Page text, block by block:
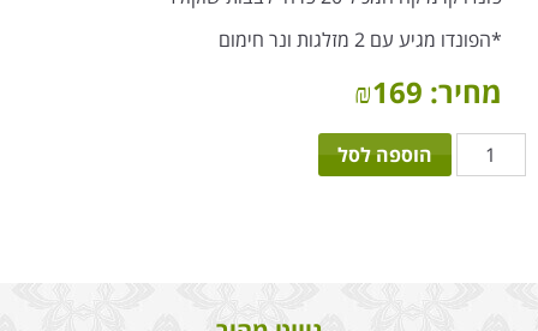
*הפונדו מגיע עם 2 מזלגות ונר חימום
מחיר: ₪169
כמות
הוספה לסל